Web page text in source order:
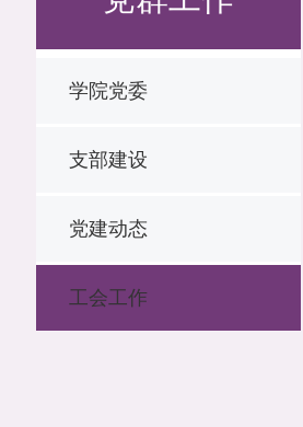
学院党委
支部建设
党建动态
工会工作